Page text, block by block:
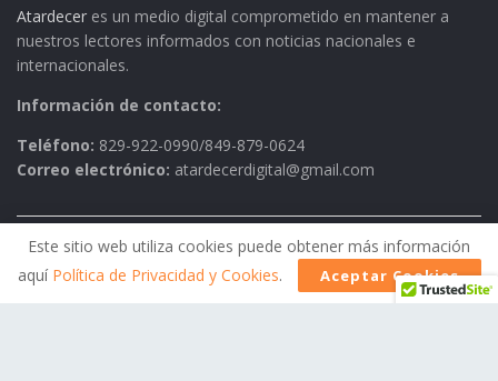
Atardecer es un medio digital comprometido en mantener a
nuestros lectores informados con noticias nacionales e
internacionales.
Información de contacto:
Teléfono: 829-922-0990/849-879-0624
Correo electrónico: atardecerdigital@gmail.com
Política de Privacidad AVISO LEGAL
Contactos
Historia
Este sitio web utiliza cookies puede obtener más información
aquí Política de Privacidad y Cookies. Aceptar Cookies